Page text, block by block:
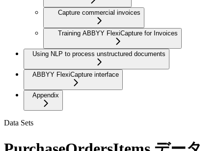
Capture commercial invoices
Training ABBYY FlexiCapture for Invoices
Using NLP to process unstructured documents
ABBYY FlexiCapture interface
Appendix
Data Sets